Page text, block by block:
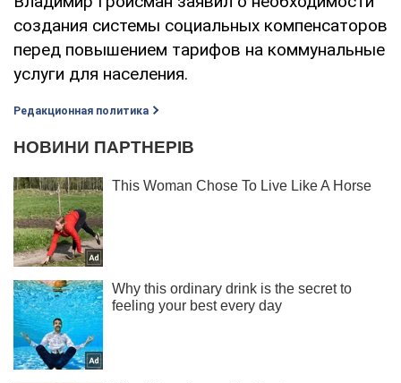
создания системы социальных компенсаторов
перед повышением тарифов на коммунальные
услуги для населения.
Редакционная политика